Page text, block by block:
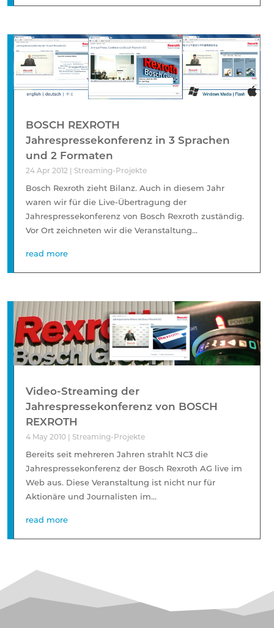
BOSCH REXROTH
Jahrespressekonferenz in 3 Sprachen
und 2 Formaten
24 Apr 2012 | Streaming-Projekte
Bosch Rexroth zieht Bilanz. Auch in diesem Jahr
waren wir für die Live-Übertragung der
Jahrespressekonferenz von Bosch Rexroth zuständig.
Vor Ort zeichneten wir die Veranstaltung...
read more
Video-Streaming der
Jahrespressekonferenz von BOSCH
REXROTH
4 May 2010 | Streaming-Projekte
Bereits seit mehreren Jahren strahlt NC3 die
Jahrespressekonferenz der Bosch Rexroth AG live im
Web aus. Diese Veranstaltung ist nicht nur für
Aktionäre und Journalisten im...
read more